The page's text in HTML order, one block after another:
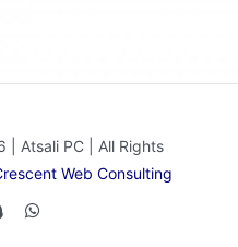
Atsali PC | All Rights
Web Consulting